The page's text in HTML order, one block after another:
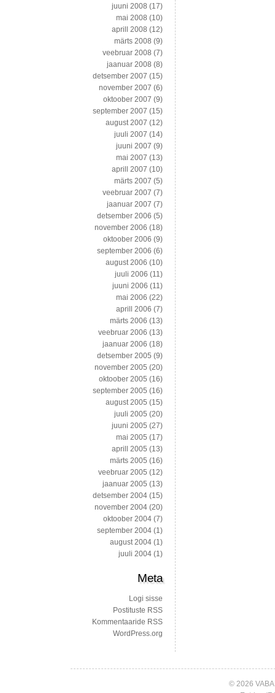
juuni 2008 (17)
mai 2008 (10)
aprill 2008 (12)
märts 2008 (9)
veebruar 2008 (7)
jaanuar 2008 (8)
detsember 2007 (15)
november 2007 (6)
oktoober 2007 (9)
september 2007 (15)
august 2007 (12)
juuli 2007 (14)
juuni 2007 (9)
mai 2007 (13)
aprill 2007 (10)
märts 2007 (5)
veebruar 2007 (7)
jaanuar 2007 (7)
detsember 2006 (5)
november 2006 (18)
oktoober 2006 (9)
september 2006 (6)
august 2006 (10)
juuli 2006 (11)
juuni 2006 (11)
mai 2006 (22)
aprill 2006 (7)
märts 2006 (13)
veebruar 2006 (13)
jaanuar 2006 (18)
detsember 2005 (9)
november 2005 (20)
oktoober 2005 (16)
september 2005 (16)
august 2005 (15)
juuli 2005 (20)
juuni 2005 (27)
mai 2005 (17)
aprill 2005 (13)
märts 2005 (16)
veebruar 2005 (12)
jaanuar 2005 (13)
detsember 2004 (15)
november 2004 (20)
oktoober 2004 (7)
september 2004 (1)
august 2004 (1)
juuli 2004 (1)
Meta
Logi sisse
Postituste RSS
Kommentaaride RSS
WordPress.org
© 2026